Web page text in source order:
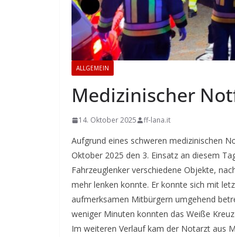
ALLGEMEIN
Medizinischer
14. Oktober 2025 ff-lana.it
Aufgrund eines schweren medizinischen
Oktober 2025 den 3. Einsatz an diesem
Fahrzeuglenker verschiedene Objekte,
mehr lenken konnte. Er konnte sich mit
aufmerksamen Mitbürgern umgehend
weniger Minuten konnten das Weiße
Im weiteren Verlauf kam der Notarzt aus